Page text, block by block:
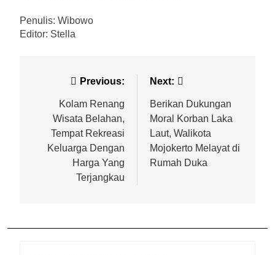
Penulis: Wibowo
Editor: Stella
Previous:
Kolam Renang
Wisata Belahan,
Tempat Rekreasi
Keluarga Dengan
Harga Yang
Terjangkau
Next:
Berikan Dukungan
Moral Korban Laka
Laut, Walikota
Mojokerto Melayat di
Rumah Duka